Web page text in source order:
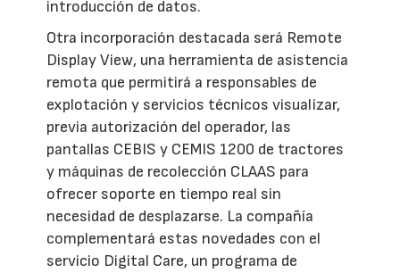
introducción de datos.
Otra incorporación destacada será Remote
Display View, una herramienta de asistencia
remota que permitirá a responsables de
explotación y servicios técnicos visualizar,
previa autorización del operador, las
pantallas CEBIS y CEMIS 1200 de tractores
y máquinas de recolección CLAAS para
ofrecer soporte en tiempo real sin
necesidad de desplazarse. La compañía
complementará estas novedades con el
servicio Digital Care, un programa de